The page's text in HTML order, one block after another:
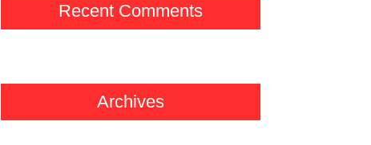
Recent Comments
Archives